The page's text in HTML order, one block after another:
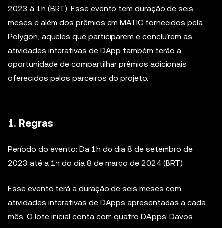
2023 à 1h (BRT). Esse evento tem duração de seis
meses e além dos prêmios em MATIC fornecidos pela
Polygon, aqueles que participarem e concluírem as
atividades interativas de DApp também terão a
oportunidade de compartilhar prêmios adicionais
oferecidos pelos parceiros do projeto.
1. Regras
Período do evento: Da 1h do dia 8 de setembro de
2023 até a 1h do dia 8 de março de 2024 (BRT)
Esse evento terá a duração de seis meses com
atividades interativas de DApps apresentadas a cada
mês. O lote inicial conta com quatro DApps: Davos